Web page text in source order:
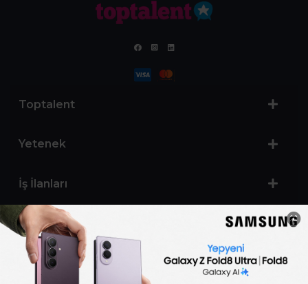
Toptalent
Yetenek
İş İlanları
Sertifika Programları
Yetenek Testleri